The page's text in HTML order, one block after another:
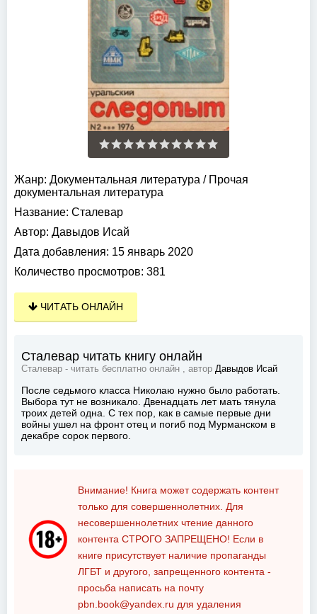
Жанр: Документальная литература / Прочая
документальная литература
Название: Сталевар
Автор: Давыдов Исай
Дата добавления: 15 январь 2020
Количество просмотров: 381
ЧИТАТЬ ОНЛАЙН
Сталевар читать книгу онлайн
Сталевар - читать бесплатно онлайн , автор Давыдов Исай
После седьмого класса Николаю нужно было работать.
Выбора тут не возникало. Двенадцать лет мать тянула
троих детей одна. С тех пор, как в самые первые дни
войны ушел на фронт отец и погиб под Мурманском в
декабре сорок первого.
Внимание! Книга может содержать контент
только для совершеннолетних. Для
несовершеннолетних чтение данного
контента СТРОГО ЗАПРЕЩЕНО! Если в
книге присутствует наличие пропаганды
ЛГБТ и другого, запрещенного контента -
просьба написать на почту
pbn.book@yandex.ru для удаления